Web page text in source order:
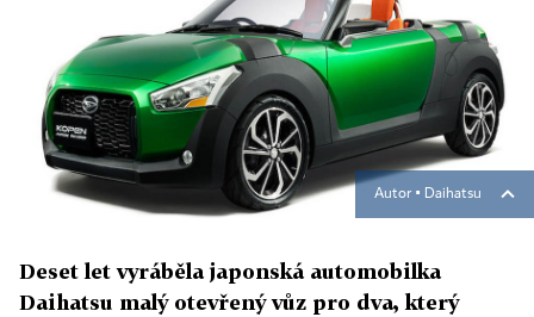
Autor ▪ Daihatsu
Deset let vyráběla japonská automobilka
Daihatsu malý otevřený vůz pro dva, který